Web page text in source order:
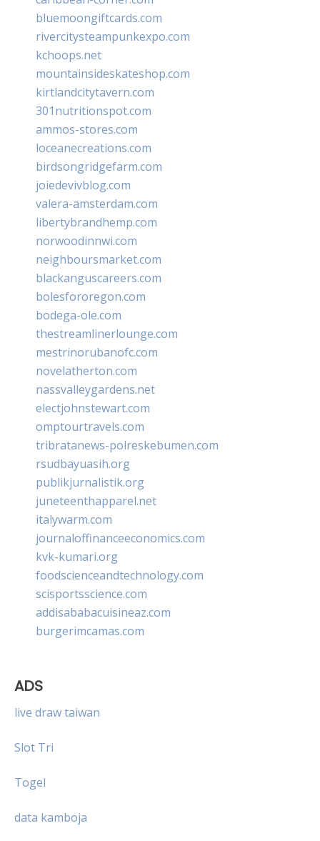
bluemoongiftcards.com
rivercitysteampunkexpo.com
kchoops.net
mountainsideskateshop.com
kirtlandcitytavern.com
301nutritionspot.com
ammos-stores.com
loceanecreations.com
birdsongridgefarm.com
joiedevivblog.com
valera-amsterdam.com
libertybrandhemp.com
norwoodinnwi.com
neighboursmarket.com
blackanguscareers.com
bolesfororegon.com
bodega-ole.com
thestreamlinerlounge.com
mestrinorubanofc.com
novelatherton.com
nassvalleygardens.net
electjohnstewart.com
omptourtravels.com
tribratanews-polreskebumen.com
rsudbayuasih.org
publikjurnalistik.org
juneteenthapparel.net
italywarm.com
journaloffinanceeconomics.com
kvk-kumari.org
foodscienceandtechnology.com
scisportsscience.com
addisababacuisineaz.com
burgerimcamas.com
ADS
live draw taiwan
Slot Tri
Togel
data kamboja